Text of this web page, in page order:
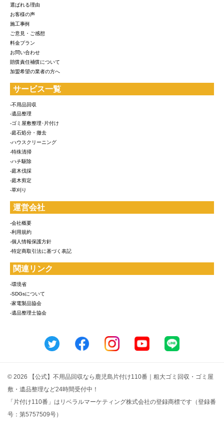
選ばれる理由
お客様の声
施工事例
ご意見・ご感想
料金プラン
お問い合わせ
賠償責任補償について
加盟希望の業者の方へ
サービス一覧
-不用品回収
-遺品整理
-ゴミ屋敷整理･片付け
-庭石処分・撤去
-ハウスクリーニング
-特殊清掃
-ハチ駆除
-庭木伐採
-庭木剪定
-草刈り
運営会社
-会社概要
-利用規約
-個人情報保護方針
-特定商取引法に基づく表記
関連リンク
-環境省
-SDGsについて
-家電製品協会
-遺品整理士協会
© 2026 【公式】不用品回収なら鹿児島片付け110番｜粗大ゴミ回収・ゴミ屋
敷・遺品整理など24時間受付中！
「片付け110番」はリベラルマーケティング株式会社の登録商標です（登録番
号：第5757509号）